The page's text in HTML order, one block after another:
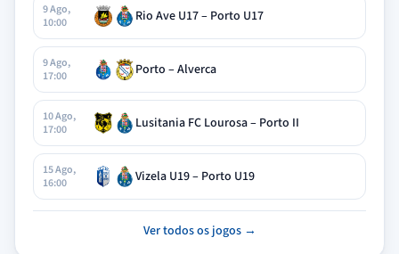
9 Ago,
10:00
Rio Ave U17 – Porto U17
9 Ago,
17:00
Porto – Alverca
10 Ago,
17:00
Lusitania FC Lourosa – Porto II
15 Ago,
16:00
Vizela U19 – Porto U19
Ver todos os jogos →